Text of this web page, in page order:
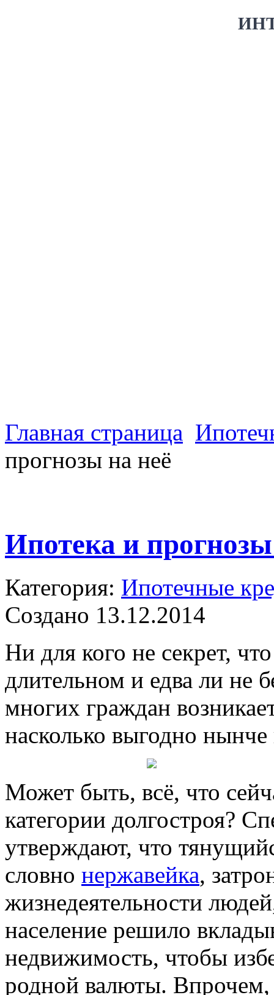
Главная страница
прогнозы на неё
Ипотека и
Категория: Ипотечные
Создано 13.12.2014
Ни для кого не секрет,
длительном и едва ли не
многих граждан
насколько выгодно нынче
Может быть, всё, что
категории долгостроя?
утверждают, что
словно нержавейка,
жизнедеятельности
население решило
недвижимость, чтобы
родной валюты. Впрочем,